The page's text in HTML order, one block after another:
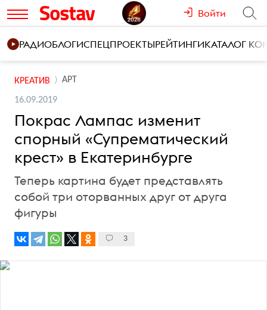
Войти
РАДИОБЛОГИСПЕЦПРОЕКТЫРЕЙТИНГИКАТАЛОГ
КРЕАТИВ АРТ
16.09.2019
Покрас Лампас изменит
спорный «Супрематический
крест» в Екатеринбурге
Теперь картина будет представлять
собой три оторванных друг от друга
фигуры
3